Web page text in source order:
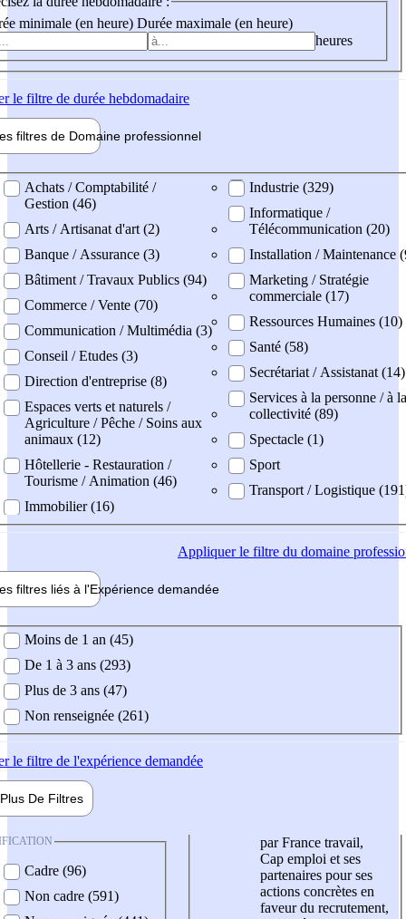
minimale (en heure) Durée maximale (en heure)
heures
le filtre de durée hebdomadaire
filtres de Domaine professionnel
professionel
Achats / Comptabilité /
Gestion (46)
Arts / Artisanat d'art (2)
Banque / Assurance (3)
Bâtiment / Travaux Publics (94)
Commerce / Vente (70)
Communication / Multimédia (3)
Conseil / Etudes (3)
Direction d'entreprise (8)
Espaces verts et naturels /
Agriculture / Pêche / Soins aux
animaux (12)
Hôtellerie - Restauration /
Tourisme / Animation (46)
Immobilier (16)
Industrie (329)
Informatique /
Télécommunication (20)
Installation / Maintenance
Marketing / Stratégie
commerciale (17)
Ressources Humaines (10)
Santé (58)
Secrétariat / Assistanat (14)
Services à la personne / à la
collectivité (89)
Spectacle (1)
Sport
Transport / Logistique
Appliquerle filtre du domaine
filtres liés à l'Expérience demandée
demandée
Moins de 1 an (45)
De 1 à 3 ans (293)
Plus de 3 ans (47)
Non renseignée (261)
le filtre de l'expérience demandée
Plus De Filtres
Cadre (96)
Non cadre (591)
par France travail,
Cap emploi et ses
partenaires pour ses
actions concrètes en
faveur du recrutement,